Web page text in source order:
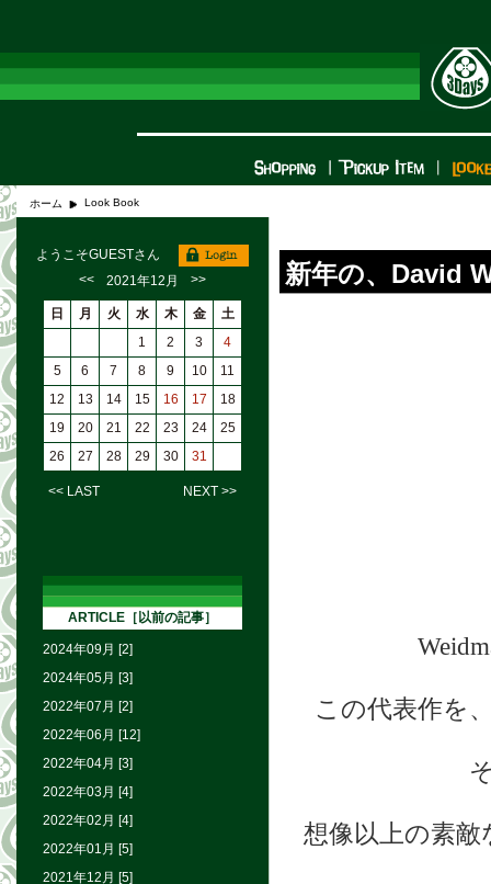
ホーム Look Book
新年の、David
この代表作を
想像以上の素
ようこそGUESTさん
<<
2021年12月 >>
日 月 火 水 木 金
土
1
2 3
4
5
6 7 8 9 10
11
12
13 14 15 16 17
18
19
20 21 22 23 24
25
26
27 28 29 30 31
<< LAST NEXT >>
ARTICLE［以前の記事］
2024年09月 [2]
2024年05月 [3]
2022年07月 [2]
2022年06月 [12]
2022年04月 [3]
2022年03月 [4]
2022年02月 [4]
2022年01月 [5]
2021年12月 [5]